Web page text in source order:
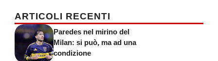
ARTICOLI RECENTI
Paredes nel mirino del
Milan: si può, ma ad una
condizione